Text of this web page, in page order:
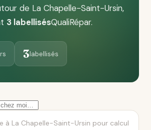
de La Chapelle-Saint-Ursin,
3 labellisésQualiRépar.
3labellisés